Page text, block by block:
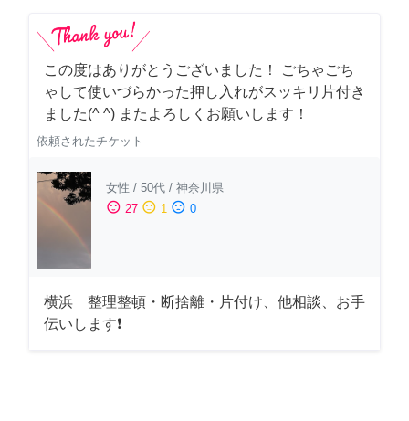
この度はありがとうございました！ ごちゃごち
ゃして使いづらかった押し入れがスッキリ片付き
ました(^ ^) またよろしくお願いします！
依頼されたチケット
女性 / 50代 / 神奈川県
sentiment_satisfied 27 sentiment_neutral 1 sentiment_dissatisfied 0
横浜 整理整頓・断捨離・片付け、他相談、お手
伝いします❗